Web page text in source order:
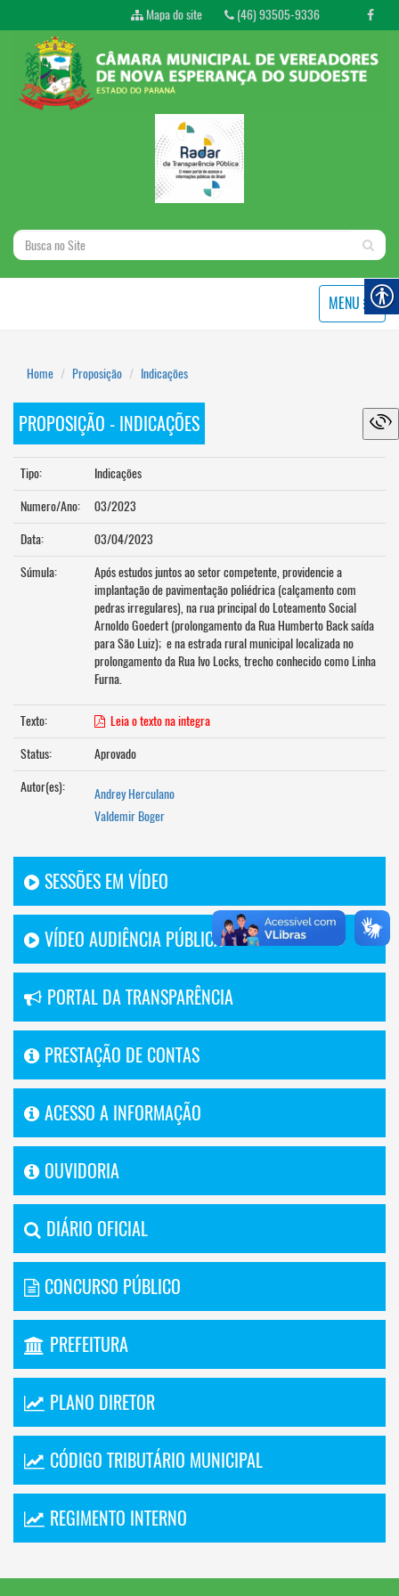
Mapa do site (46) 93505-9336
MENU
Home Proposição Indicações
PROPOSIÇÃO - INDICAÇÕES
Tipo:
Indicações
Numero/Ano:
03/2023
Data:
03/04/2023
Súmula:
Após estudos juntos ao setor competente, providencie a
implantação de pavimentação poliédrica (calçamento com
pedras irregulares), na rua principal do Loteamento Social
Arnoldo Goedert (prolongamento da Rua Humberto Back saída
para São Luiz); e na estrada rural municipal localizada no
prolongamento da Rua Ivo Locks, trecho conhecido como Linha
Furna.
Texto:
Leia o texto na integra
Status:
Aprovado
Autor(es):
Andrey Herculano
Valdemir Boger
SESSÕES EM VÍDEO
VÍDEO AUDIÊNCIA PÚBLICA
PORTAL DA TRANSPARÊNCIA
PRESTAÇÃO DE CONTAS
ACESSO A INFORMAÇÃO
OUVIDORIA
DIÁRIO OFICIAL
CONCURSO PÚBLICO
PREFEITURA
PLANO DIRETOR
CÓDIGO TRIBUTÁRIO MUNICIPAL
REGIMENTO INTERNO